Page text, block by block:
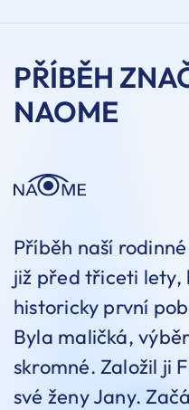
PŘÍBĚH
NAOME
Příběh naší
již před třiceti lety,
historicky první
Byla maličká,
skromné. Založil ji
své ženy Jany.